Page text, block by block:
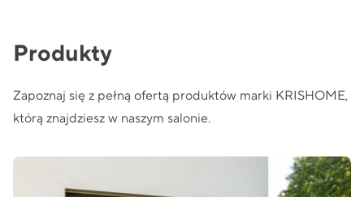
Produkty
Zapoznaj się z pełną ofertą produktów marki KRISHOME,
którą znajdziesz w naszym salonie.